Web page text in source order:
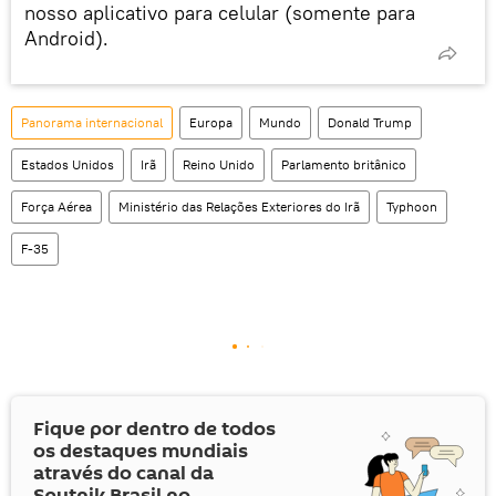
nosso aplicativo para celular (somente para
Android).
Panorama internacional Europa Mundo Donald Trump
Estados Unidos Irã Reino Unido Parlamento britânico
Força Aérea Ministério das Relações Exteriores do Irã Typhoon
F-35
Fique por dentro de todos
os destaques mundiais
através do canal da